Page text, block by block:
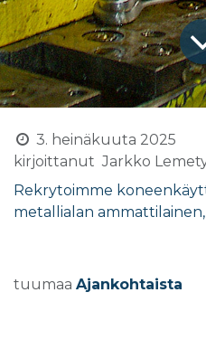
3. heinäkuuta 2025
kirjoittanut Jarkko
Rekrytoimme
metallialan
tuumaa Ajankohtaista